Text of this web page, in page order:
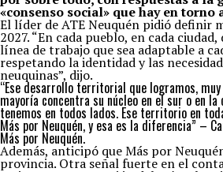
«consenso social» que hay en
El líder de ATE Neuquén pidió definir
2027. “En cada pueblo, en cada
línea de trabajo que sea adaptable a
respetando la identidad y las
neuquinas”, dijo.
“Ese desarrollo territorial que logramos,
mayoría concentra su núcleo en el sur o en
tenemos en todos lados. Ese territorio en
Más por Neuquén, y esa es la diferencia” –
Más por Neuquén.
Además, anticipó que Más por
provincia. Otra señal fuerte en el